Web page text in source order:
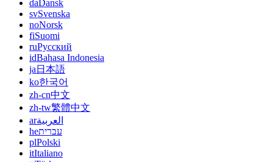
da Dansk
svSvenska
noNorsk
fiSuomi
ruРусский
idBahasa Indonesia
ja 日本語
ko한국어
zh-cn中文
zh-tw繁體中文
arالعربية
heעברית
plPolski
itItaliano